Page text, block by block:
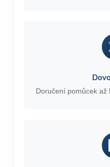
Doručení pomůcek